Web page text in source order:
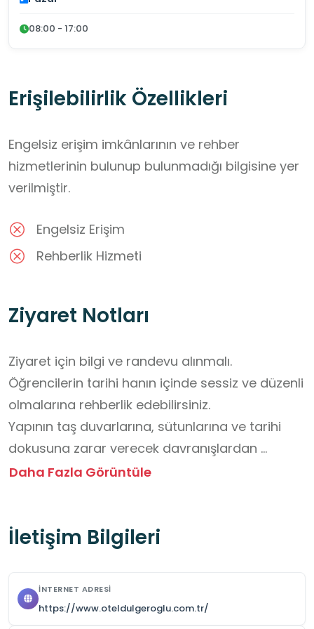
08:00 - 17:00
Erişilebilirlik Özellikleri
Engelsiz erişim imkânlarının ve rehber
hizmetlerinin bulunup bulunmadığı bilgisine yer
verilmiştir.
Engelsiz Erişim
Rehberlik Hizmeti
Ziyaret Notları
Ziyaret için bilgi ve randevu alınmalı.
Öğrencilerin tarihi hanın içinde sessiz ve düzenli
olmalarına rehberlik edebilirsiniz.
Yapının taş duvarlarına, sütunlarına ve tarihi
dokusuna zarar verecek davranışlardan
kaçınmaları konusunda bilgilendirebilirsiniz.
yapabilirsiniz.
dolaşmamalarına dikkat edebilirsiniz.
Daha Fazla Görüntüle
İletişim Bilgileri
İNTERNET ADRESI
https://www.oteldulgeroglu.com.tr/